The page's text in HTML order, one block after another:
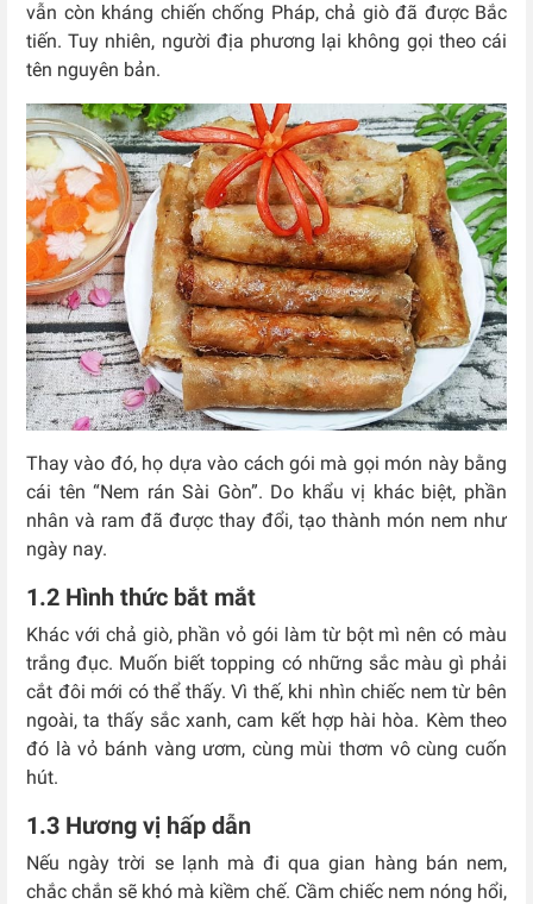
vẫn còn kháng chiến chống Pháp, chả giò đã được Bắc
tiến. Tuy nhiên, người địa phương lại không gọi theo cái
tên nguyên bản.
Thay vào đó, họ dựa vào cách gói mà gọi món này bằng
cái tên “Nem rán Sài Gòn”. Do khẩu vị khác biệt, phần
nhân và ram đã được thay đổi, tạo thành món nem như
ngày nay.
1.2 Hình thức bắt mắt
Khác với chả giò, phần vỏ gói làm từ bột mì nên có màu
trắng đục. Muốn biết topping có những sắc màu gì phải
cắt đôi mới có thể thấy. Vì thế, khi nhìn chiếc nem từ bên
ngoài, ta thấy sắc xanh, cam kết hợp hài hòa. Kèm theo
đó là vỏ bánh vàng ươm, cùng mùi thơm vô cùng cuốn
hút.
1.3 Hương vị hấp dẫn
Nếu ngày trời se lạnh mà đi qua gian hàng bán nem,
chắc chắn sẽ khó mà kiềm chế. Cầm chiếc nem nóng hổi,